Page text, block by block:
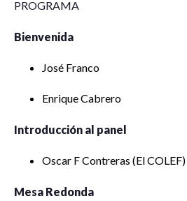
PROGRAMA
Bienvenida
José Franco
Enrique Cabrero
Introducción al panel
Oscar F Contreras (El COLEF)
Mesa Redonda